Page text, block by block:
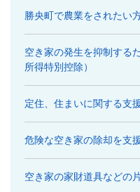
勝央町で農業をされたい
空き家の発生を抑制する
所得特別控除）
定住、住まいに関する支
危険な空き家の除却を支
空き家の家財道具などの